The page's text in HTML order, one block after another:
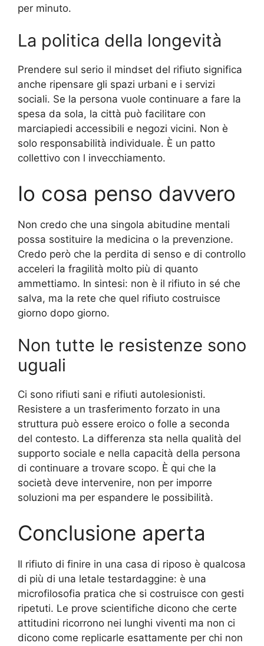
per minuto.
La politica della longevità
Prendere sul serio il mindset del rifiuto significa
anche ripensare gli spazi urbani e i servizi
sociali. Se la persona vuole continuare a fare la
spesa da sola, la città può facilitare con
marciapiedi accessibili e negozi vicini. Non è
solo responsabilità individuale. È un patto
collettivo con l invecchiamento.
Io cosa penso davvero
Non credo che una singola abitudine mentali
possa sostituire la medicina o la prevenzione.
Credo però che la perdita di senso e di controllo
acceleri la fragilità molto più di quanto
ammettiamo. In sintesi: non è il rifiuto in sé che
salva, ma la rete che quel rifiuto costruisce
giorno dopo giorno.
Non tutte le resistenze sono
uguali
Ci sono rifiuti sani e rifiuti autolesionisti.
Resistere a un trasferimento forzato in una
struttura può essere eroico o folle a seconda
del contesto. La differenza sta nella qualità del
supporto sociale e nella capacità della persona
di continuare a trovare scopo. È qui che la
società deve intervenire, non per imporre
soluzioni ma per espandere le possibilità.
Conclusione aperta
Il rifiuto di finire in una casa di riposo è qualcosa
di più di una letale testardaggine: è una
microfilosofia pratica che si costruisce con gesti
ripetuti. Le prove scientifiche dicono che certe
attitudini ricorrono nei lunghi viventi ma non ci
dicono come replicarle esattamente per chi non